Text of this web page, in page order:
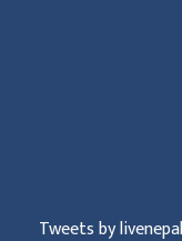
Tweets by